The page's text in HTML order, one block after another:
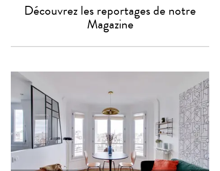
Découvrez les reportages de notre
Magazine